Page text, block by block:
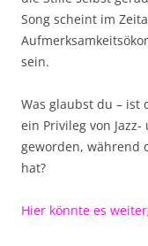
Song scheint im
sein.
Was glaubst du – ist
ein Privileg von
geworden, während
hat?
Hier könnte es